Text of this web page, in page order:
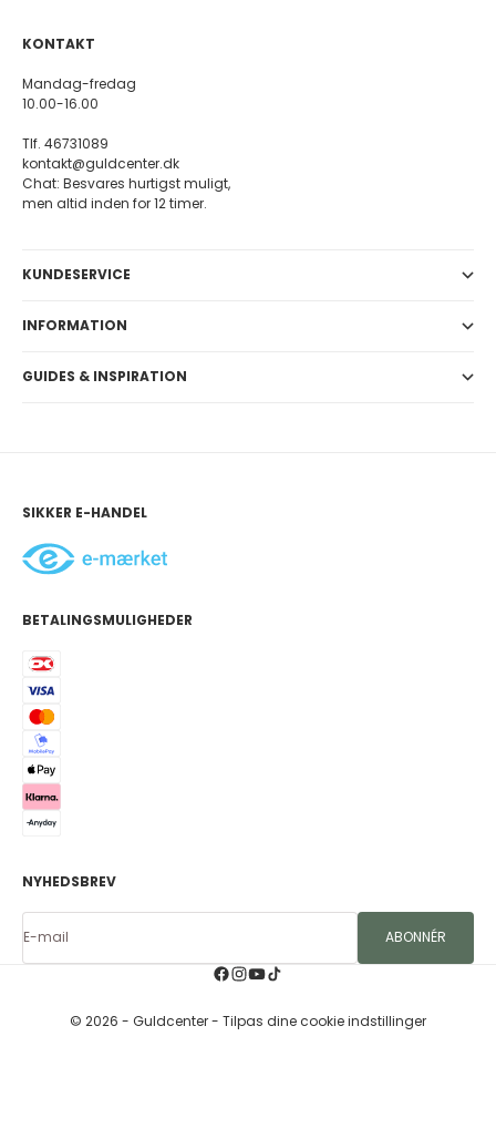
KONTAKT
Mandag-fredag
10.00-16.00
Tlf. 46731089
kontakt@guldcenter.dk
Chat: Besvares hurtigst muligt,
men altid inden for 12 timer.
KUNDESERVICE
INFORMATION
GUIDES & INSPIRATION
SIKKER E-HANDEL
BETALINGSMULIGHEDER
NYHEDSBREV
E-mail ABONNÉR
© 2026 - Guldcenter- Tilpas dine cookie indstillinger